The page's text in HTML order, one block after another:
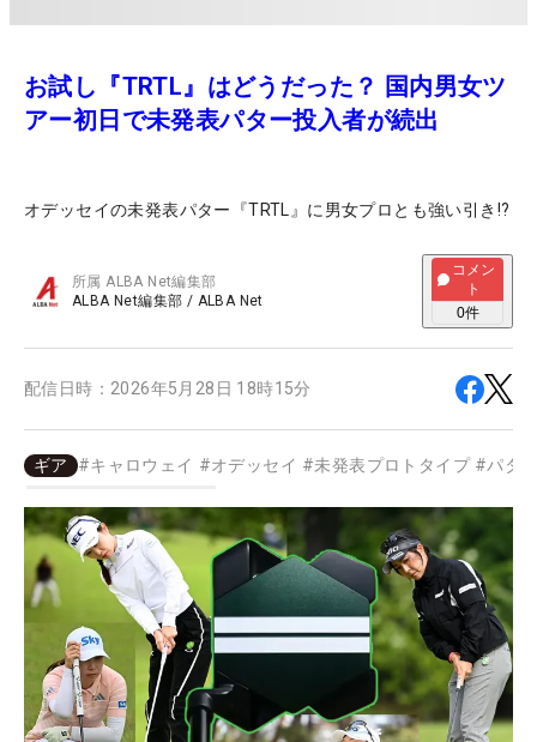
お試し『TRTL』はどうだった？ 国内男女ツ
アー初日で未発表パター投入者が続出
オデッセイの未発表パター『TRTL』に男女プロとも強い引き!?
所属ALBA Net編集部
ALBA Net編集部 / ALBA Net
コメン
ト
0件
配信日時： 2026年5月28日 18時15分
ギア #キャロウェイ #オデッセイ #未発表プロトタイプ #パタ